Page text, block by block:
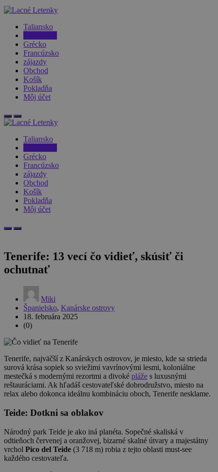
Taliansko
Grécko
Francúzsko
zájazdy
Obchod
Košík
Pokladňa
Môj účet
Taliansko
Grécko
Francúzsko
zájazdy
Obchod
Košík
Pokladňa
Môj účet
Tenerife: 13 vecí čo vidieť, skúsiť či
ochutnať
Miki
Španielsko, Kanárske ostrovy
18. februára 2025
(0)
Tenerife, najväčší z Kanárskych ostrovov, je miesto, kde sa strieda
surová krása sopiek so sviežimi vavrínovými lesmi, koloniálne
mestečká s modernými rezortmi a divoké pláže s luxusnými
reštauráciami. Ak hľadáš cestovateľské dobrodružstvo, miesto na
relax alebo dokonca ideálnu kombináciu oboch, Tenerife nesklame.
Teide: Dotkni sa oblakov
Národný park Teide je ako iná planéta. Sopečné skaliská v
odtieňoch červenej a oranžovej, bizarné skalné útvary a majestátny
vrchol Pico del Teide (3 718 m) robia z tejto oblasti must-see
každého cestovateľa.